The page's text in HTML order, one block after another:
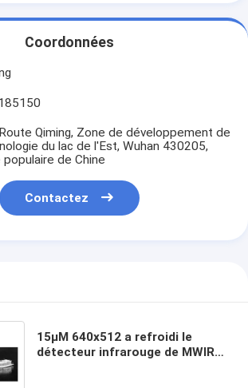
Coordonnées
Qiming, Zone de développement de
du lac de l'Est, Wuhan 430205,
populaire de Chine
Contactez
15μM 640x512 a refroidi le
détecteur infrarouge de MWIR